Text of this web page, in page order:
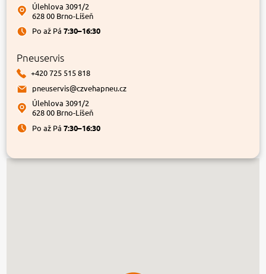
Úlehlova 3091/2
628 00 Brno-Líšeň
Po až Pá7:30–16:30
Pneuservis
+420 725 515 818
pneuservis@czvehapneu.cz
Úlehlova 3091/2
628 00 Brno-Líšeň
Po až Pá7:30–16:30